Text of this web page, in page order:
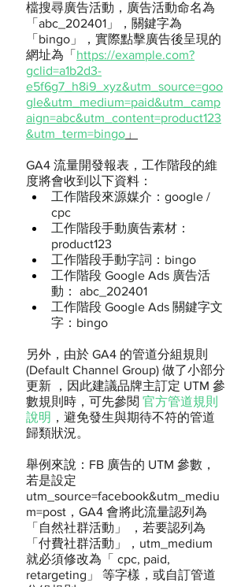
檔搜尋廣告活動，廣告活動命名為
「abc_202401」，關鍵字為
「bingo」，實際點擊廣告後呈現的
網址為「 https://example.com?
gclid=a1b2d3-
e5f6g7_h8i9_xyz&utm_source=goo
gle&utm_medium=paid&utm_camp
aign=abc&utm_content=product123
&utm_term=bingo 」
GA4 流量開發報表，工作階段的維
度將會收到以下資料：
工作階段來源媒介：google /
cpc
工作階段手動廣告素材：
product123
工作階段手動字詞：bingo
工作階段 Google Ads 廣告活
動： abc_202401
工作階段 Google Ads 關鍵字文
字：bingo
另外，由於 GA4 的管道分組規則
(Default Channel Group) 做了小部分
更新 ，因此建議品牌主訂定 UTM 參
數規則時，可先參閱 官方管道規則
說明 ，避免發生與期待不符的管道
歸類狀況。
舉例來說：FB 廣告的 UTM 參數，
若是設定
utm_source=facebook&utm_mediu
m=post，GA4 會將此流量認列為
「自然社群活動」 ，若要認列為
「付費社群活動」，utm_medium
就必須修改為「 cpc, paid,
retargeting」 等字樣，或自訂管道